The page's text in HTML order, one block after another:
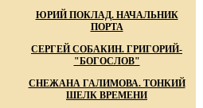
ЮРИЙ ПОКЛАД. НАЧАЛЬНИК
ПОРТА
СЕРГЕЙ СОБАКИН. ГРИГОРИЙ-
"БОГОСЛОВ"
СНЕЖАНА ГАЛИМОВА. ТОНКИЙ
ШЕЛК ВРЕМЕНИ